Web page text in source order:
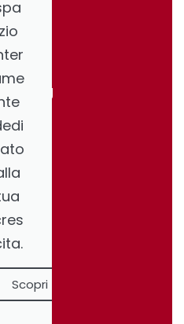
zio
Scopri